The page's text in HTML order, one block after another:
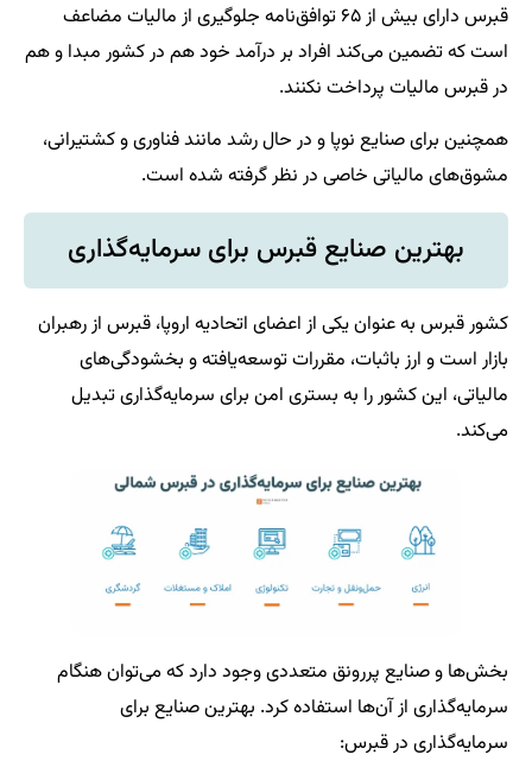
قبرس دارای بیش از ۶۵ توافق‌نامه جلوگیری از مالیات مضاعف
است که تضمین می‌کند افراد بر درآمد خود هم در کشور مبدا و هم
در قبرس مالیات پرداخت نکنند.
همچنین برای صنایع نوپا و در حال رشد مانند فناوری و کشتیرانی،
مشوق‌های مالیاتی خاصی در نظر گرفته شده است.
بهترین صنایع قبرس برای سرمایه‌گذاری
کشور قبرس به عنوان یکی از اعضای اتحادیه اروپا، قبرس از رهبران
بازار است و ارز باثبات، مقررات توسعه‌یافته و بخشودگی‌های
مالیاتی، این کشور را به بستری امن برای سرمایه‌گذاری تبدیل
می‌کند.
بخش‌ها و صنایع پررونق متعددی وجود دارد که می‌توان هنگام
سرمایه‌گذاری از آن‌ها استفاده کرد. بهترین صنایع برای
سرمایه‌گذاری در قبرس: